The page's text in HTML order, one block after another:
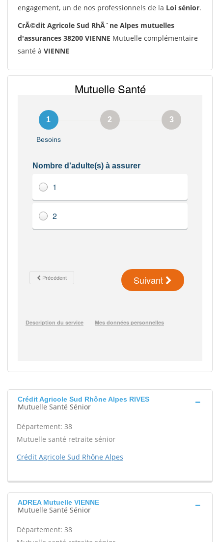
engagement, un de nos professionnels de la Loi sénior.
CrÃ©dit Agricole Sud RhÃ´ne Alpes mutuelles
d'assurances 38200 VIENNE Mutuelle complémentaire
santé à VIENNE
Crédit Agricole Sud Rhône Alpes RIVES
Mutuelle Santé Sénior
Département: 38
Mutuelle santé retraite sénior
Crédit Agricole Sud Rhône Alpes
ADREA Mutuelle VIENNE
Mutuelle Santé Sénior
Département: 38